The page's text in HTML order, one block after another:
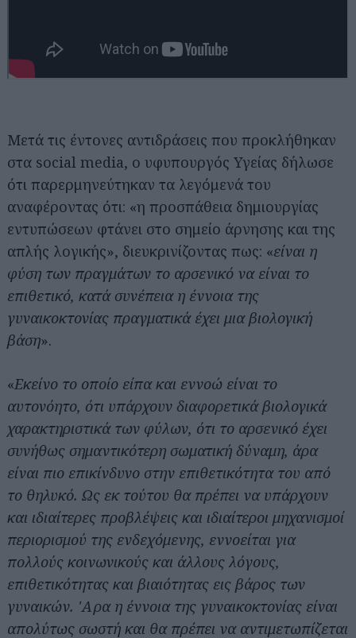
Μετά τις έντονες αντιδράσεις που προκλήθηκαν
στα social media, ο υφυπουργός Υγείας δήλωσε
ότι παρερμηνεύτηκαν τα λεγόμενά του
αναφέροντας ότι: «η προσπάθεια δημιουργίας
εντυπώσεων φτάνει στο σημείο άρνησης και της
απλής λογικής», διευκρινίζοντας πως: «είναι η
φύση των πραγμάτων το αρσενικό να είναι το
επιθετικό, κατά συνέπεια η έννοια της
γυναικοκτονίας πραγματικά έχει μια βιολογική
βάση».
«Εκείνο το οποίο είπα και εννοώ είναι το
αυτονόητο, ότι υπάρχουν διαφορετικά βιολογικά
χαρακτηριστικά των φύλων, ότι το αρσενικό έχει
συνήθως σημαντικότερη σωματική δύναμη, άρα
είναι πιο επικίνδυνο στην επιθετικότητα του από
το θηλυκό. Ως εκ τούτου θα πρέπει να υπάρχουν
και ιδιαίτερες προβλέψεις και ιδιαίτεροι μηχανισμοί
περιορισμού της ενδεχόμενης, εννοείται για
πολλούς κοινωνικούς και άλλους λόγους,
επιθετικότητας και βιαιότητας εις βάρος των
γυναικών. 'Αρα η έννοια της γυναικοκτονίας είναι
απολύτως σωστή και θα πρέπει να αντιμετωπίζεται